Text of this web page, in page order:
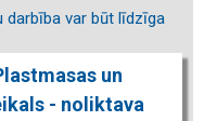
darbība var būt līdzīga
un
- noliktava